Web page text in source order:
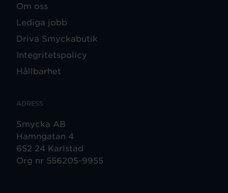
Om oss
Lediga jobb
Driva Smyckabutik
Integritetspolicy
Hållbarhet
ADRESS
Smycka AB
Hamngatan 4
652 24 Karlstad
Org nr 556205-9955